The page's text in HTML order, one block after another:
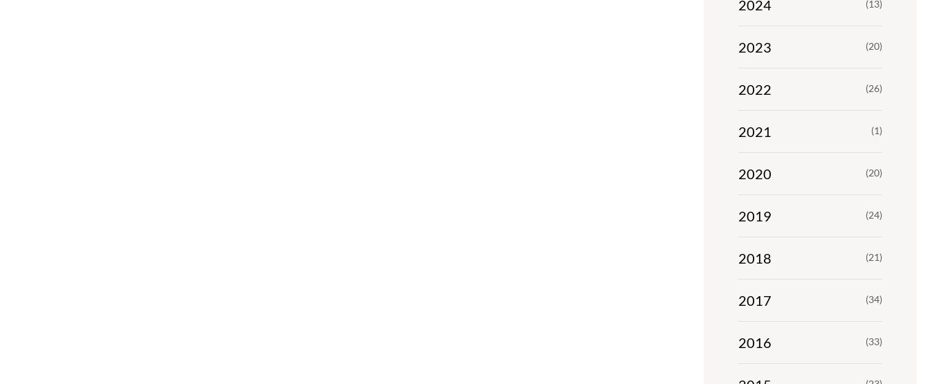
2024 (13)
2023 (20)
2022 (26)
2021 (1)
2020 (20)
2019 (24)
2018 (21)
2017 (34)
2016 (33)